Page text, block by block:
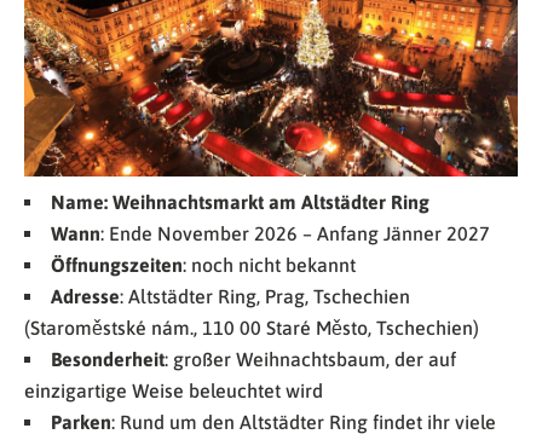
Name: Weihnachtsmarkt am Altstädter Ring
Wann: Ende November 2026 – Anfang Jänner 2027
Öffnungszeiten: noch nicht bekannt
Adresse: Altstädter Ring, Prag, Tschechien
(Staroměstské nám., 110 00 Staré Město, Tschechien)
Besonderheit: großer Weihnachtsbaum, der auf
einzigartige Weise beleuchtet wird
Parken: Rund um den Altstädter Ring findet ihr viele